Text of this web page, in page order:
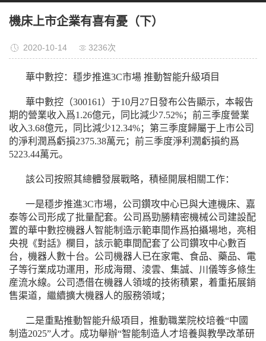
機床上市企業有喜有憂（下）
2020-10-14 3236次
華中數控：穩步推進3C市場 推動智能升級項目
華中數控（300161）于10月27日發布公告顯示，本報告
期的營業收入爲1.26億元，同比減少7.52%；前三季度營業
收入3.68億元，同比減少12.34%；第三季度歸屬于上市公司
的淨利潤爲虧損2375.38萬元；前三季度淨利潤虧損約爲
5223.44萬元。
該公司按照其總體發展戰略，積極開展相關工作：
一是穩步推進3C市場，公司鑽攻中心已與大連機床、嘉
泰等公司形成了批量配套。公司爲勁勝精密機械公司建設配
置的華中數控機器人智能制造示範車間作爲拍攝場地，亮相
央視《對話》欄目，該示範車間配套了公司鑽攻中心數百
台，機器人數十台。公司機器人已在家電、食品、藥品、電
子等行業成功運用，形成海爾、淩雲、集誠、川儀等多條生
産流水線。公司憑借在機器人領域的技術積累，着重拓展銷
售渠道，繼續擴大機器人的服務領域；
二是重點推動智能升級項目，推動職業院校培養“中國
制造2025”人才。成功舉辦“智能制造人才培養與教學改革研